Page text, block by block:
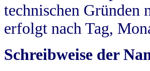
technischen Gründen
erfolgt nach Tag,
Schreibweise der